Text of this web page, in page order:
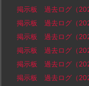
掲示板 過去ログ（
掲示板 過去ログ（
掲示板 過去ログ（
掲示板 過去ログ（
掲示板 過去ログ（
掲示板 過去ログ（